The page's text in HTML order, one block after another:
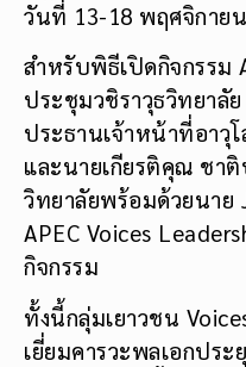
วันที่ 13-18 พฤศจิกาย
สำหรับพิธีเปิดกิจกรรม
ประชุมวชิราวุธวิทยาลั
ประธานเจ้าหน้าที่อาวุ
และนายเกียรติคุณ ชาติ
วิทยาลัยพร้อมด้วยนาย
APEC Voices
กิจกรรม
ทั้งนี้กลุ่มเยาวชน
เยี่ยมคารวะพลเอกปร